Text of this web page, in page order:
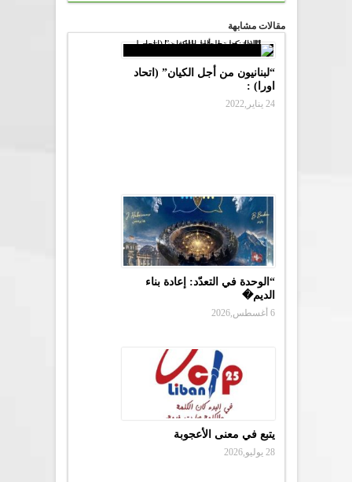
مقالات مشابهة
“لبنانيون من أجل الكيان” (اتحاد
اورا) :
24 يناير,2022
“الوحدة في التعدّد: إعادة بناء
الديم�
6 أغسطس,2026
يتبع في معنى الأعجوبة
28 يوليو,2026